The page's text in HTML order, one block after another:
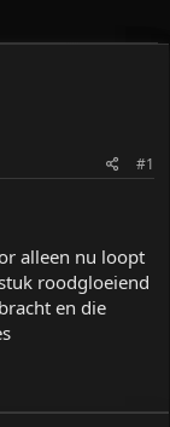
#1
alleen nu loopt
roodgloeiend
en die